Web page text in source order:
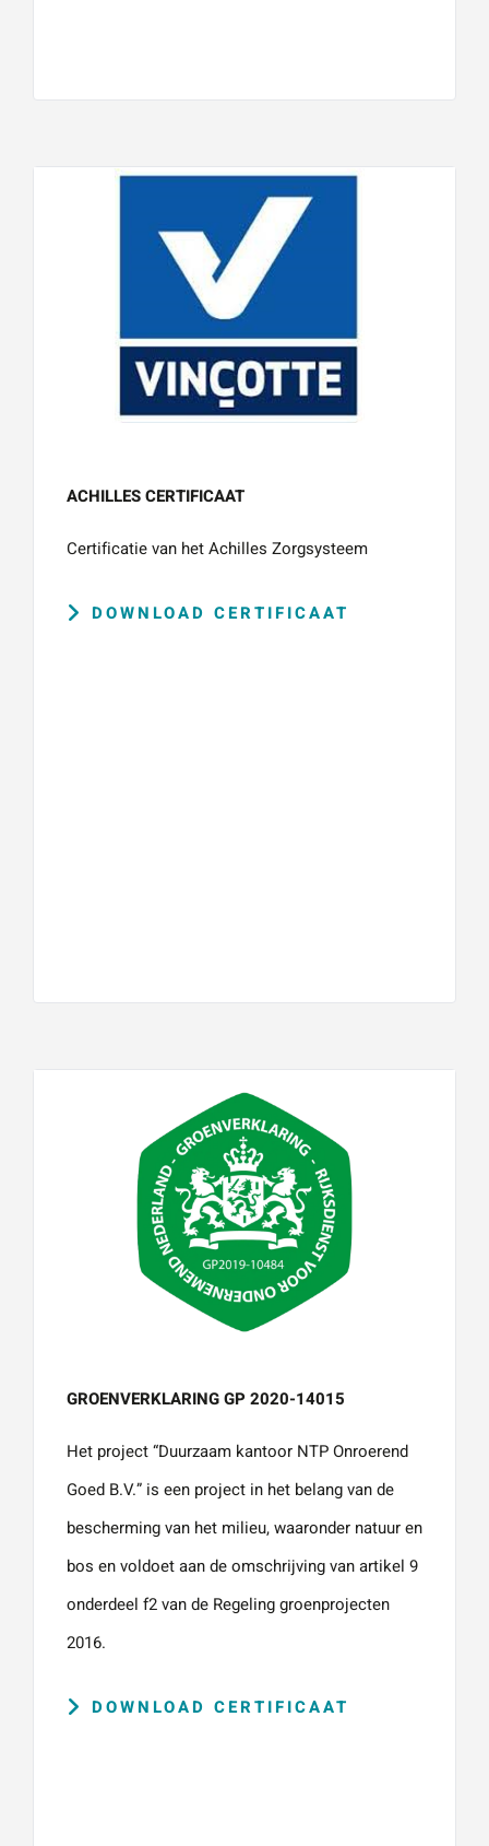
ACHILLES CERTIFICAAT
Certificatie van het Achilles Zorgsysteem
DOWNLOAD CERTIFICAAT
GROENVERKLARING GP 2020-14015
Het project “Duurzaam kantoor NTP Onroerend
Goed B.V.” is een project in het belang van de
bescherming van het milieu, waaronder natuur en
bos en voldoet aan de omschrijving van artikel 9
onderdeel f2 van de Regeling groenprojecten
2016.
DOWNLOAD CERTIFICAAT